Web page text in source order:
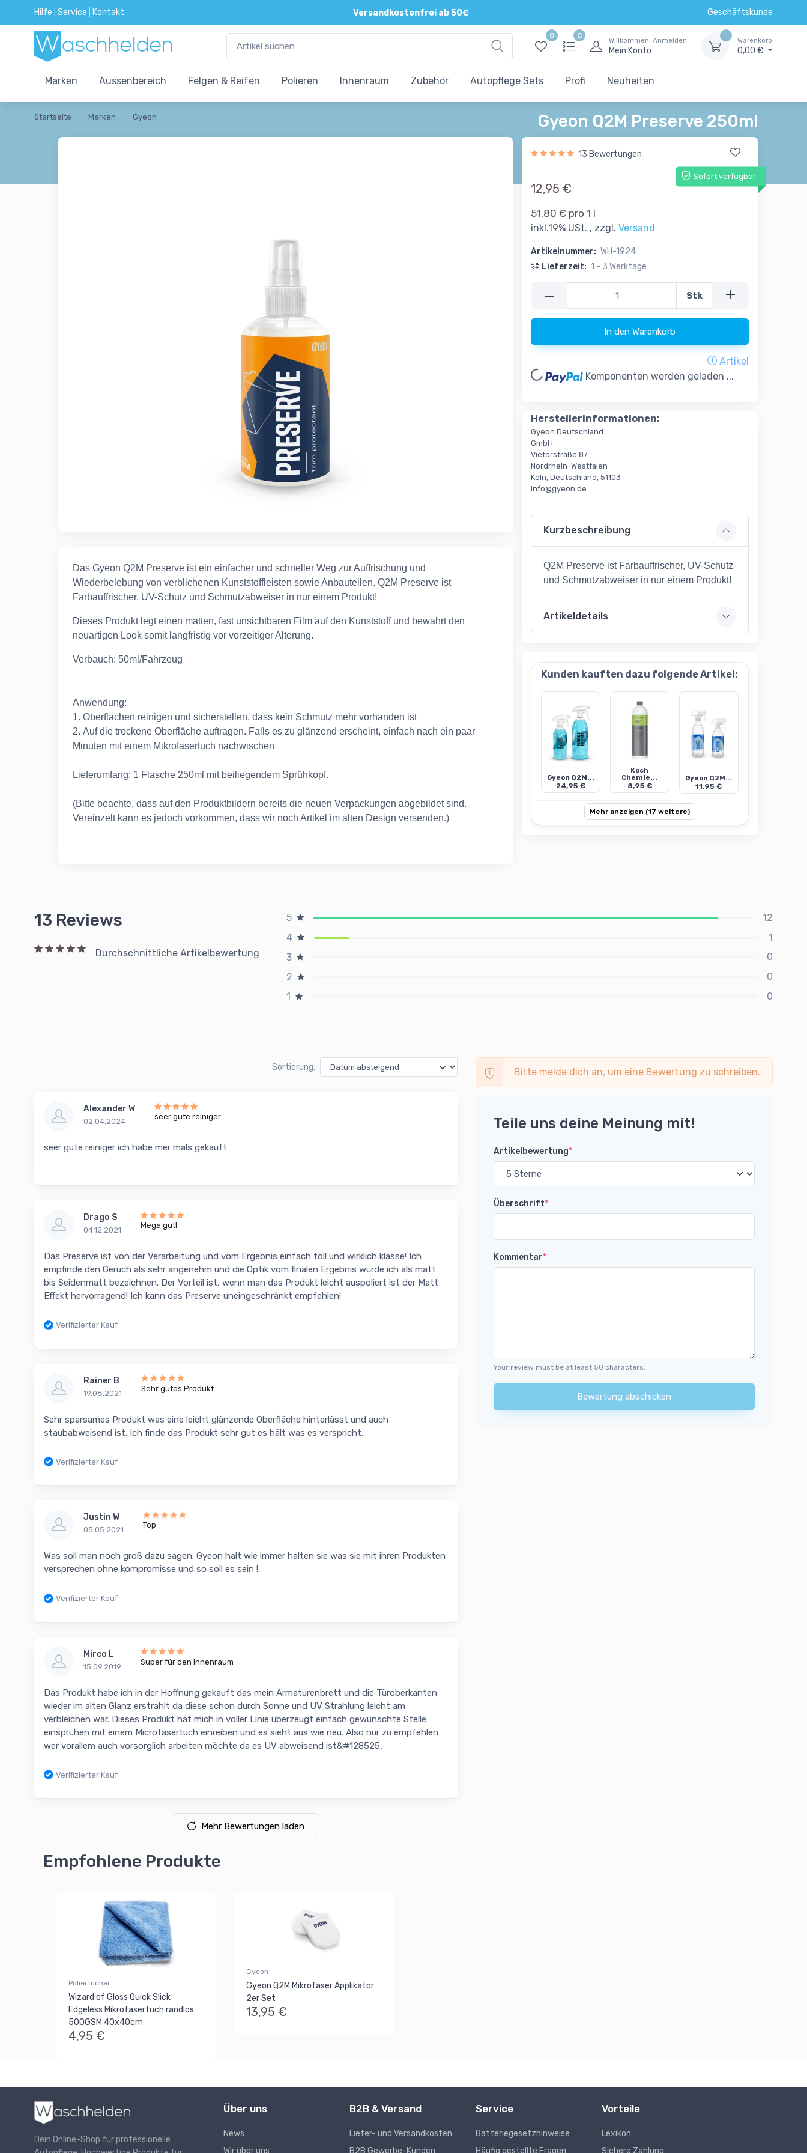
Hilfe Service Kontakt Versandkostenfrei ab 50€
Direkte und persönliche Beratung Geschäftskunde
0 0
Willkommen, Anmelden
Mein Konto
Warenkorb
0,00 €
Marken Aussenbereich Felgen & Reifen Polieren Innenraum Zubehör Autopflege Sets Profi Neuheiten
Startseite Marken Gyeon Gyeon Q2M Preserve 250ml
Das Gyeon Q2M Preserve ist ein einfacher und schneller Weg zur Auffrischung und
Wiederbelebung von verblichenen Kunststoffleisten sowie Anbauteilen. Q2M Preserve ist
Farbauffrischer, UV-Schutz und Schmutzabweiser in nur einem Produkt!
Dieses Produkt legt einen matten, fast unsichtbaren Film auf den Kunststoff und bewahrt den
neuartigen Look somit langfristig vor vorzeitiger Alterung.
Verbauch: 50ml/Fahrzeug
Anwendung:
1. Oberflächen reinigen und sicherstellen, dass kein Schmutz mehr vorhanden ist
2. Auf die trockene Oberfläche auftragen. Falls es zu glänzend erscheint, einfach nach ein paar
Minuten mit einem Mikrofasertuch nachwischen
Lieferumfang: 1 Flasche 250ml mit beiliegendem Sprühkopf.
(Bitte beachte, dass auf den Produktbildern bereits die neuen Verpackungen abgebildet sind.
Vereinzelt kann es jedoch vorkommen, dass wir noch Artikel im alten Design versenden.)
13 Bewertungen
Sofort verfügbar
12,95 €
51,80 € pro 1 l
inkl.19% USt. , zzgl. Versand
Artikelnummer: WH-1924
Lieferzeit: 1 - 3 Werktage
— Stk
In den Warenkorb
Artikel
Loading... Komponenten werden geladen ...
Herstellerinformationen:
Gyeon Deutschland
GmbH
Vietorstraße 87
Nordrhein-Westfalen
Köln, Deutschland, 51103
info@gyeon.de
Kurzbeschreibung
Q2M Preserve ist Farbauffrischer, UV-Schutz
und Schmutzabweiser in nur einem Produkt!
Artikeldetails
Kunden kauften dazu folgende Artikel:
Gyeon Q2M...
24,95 €
Koch
Chemie...
8,95 €
Gyeon Q2M...
11,95 €
Mehr anzeigen (17 weitere)
13 Reviews
Durchschnittliche Artikelbewertung
5
12
4
1
3
0
2
0
1
0
Sortierung:
Alexander W
02.04.2024
seer gute reiniger
seer gute reiniger ich habe mer mals gekauft
Drago S
04.12.2021
Mega gut!
Das Preserve ist von der Verarbeitung und vom Ergebnis einfach toll und wirklich klasse! Ich
empfinde den Geruch als sehr angenehm und die Optik vom finalen Ergebnis würde ich als matt
bis Seidenmatt bezeichnen. Der Vorteil ist, wenn man das Produkt leicht auspoliert ist der Matt
Effekt hervorragend! Ich kann das Preserve uneingeschränkt empfehlen!
Verifizierter Kauf
Rainer B
19.08.2021
Sehr gutes Produkt
Sehr sparsames Produkt was eine leicht glänzende Oberfläche hinterlässt und auch
staubabweisend ist. Ich finde das Produkt sehr gut es hält was es verspricht.
Verifizierter Kauf
Justin W
05.05.2021
Top
Was soll man noch groß dazu sagen. Gyeon halt wie immer halten sie was sie mit ihren Produkten
versprechen ohne kompromisse und so soll es sein !
Verifizierter Kauf
Mirco L
15.09.2019
Super für den Innenraum
Das Produkt habe ich in der Hoffnung gekauft das mein Armaturenbrett und die Türoberkanten
wieder im alten Glanz erstrahlt da diese schon durch Sonne und UV Strahlung leicht am
verbleichen war. Dieses Produkt hat mich in voller Linie überzeugt einfach gewünschte Stelle
einsprühen mit einem Microfasertuch einreiben und es sieht aus wie neu. Also nur zu empfehlen
wer vorallem auch vorsorglich arbeiten möchte da es UV abweisend ist&#128525;
Verifizierter Kauf
Mehr Bewertungen laden
Bitte melde dich an, um eine Bewertung zu schreiben.
Teile uns deine Meinung mit!
Artikelbewertung*
Überschrift*
Kommentar*
Your review must be at least 50 characters.
Bewertung abschicken
Empfohlene Produkte
Poliertücher
Wizard of Gloss Quick Slick
Edgeless Mikrofasertuch randlos
500GSM 40x40cm
4,95 €
Gyeon
Gyeon Q2M Mikrofaser Applikator
2er Set
13,95 €
Dein Online-Shop für professionelle
Über uns
News
B2B & Versand
Liefer- und Versandkosten
Service
Batteriegesetzhinweise
Vorteile
Lexikon